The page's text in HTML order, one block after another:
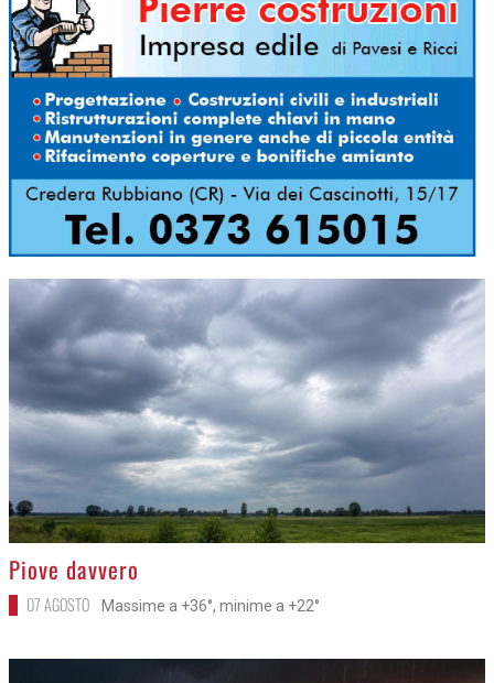
>
Piove davvero
07 AGOSTO Massime a +36°, minime a +22°